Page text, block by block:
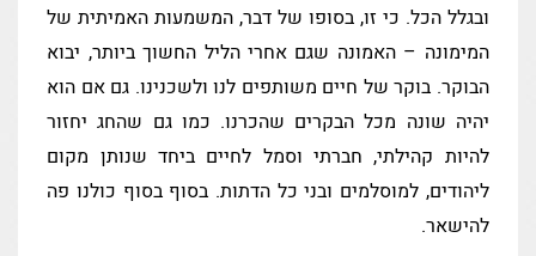
ובגלל הכל. כי זו, בסופו של דבר, המשמעות האמיתית של
המימונה – האמונה שגם אחרי הליל החשוך ביותר, יבוא
הבוקר. בוקר של חיים משותפים לנו ולשכנינו. גם אם הוא
יהיה שונה מכל הבקרים שהכרנו. כמו גם שהחג יחזור
להיות קהילתי, חברתי וסמל לחיים ביחד שנותן מקום
ליהודים, למוסלמים ובני כל הדתות. בסוף בסוף כולנו פה
להישאר.